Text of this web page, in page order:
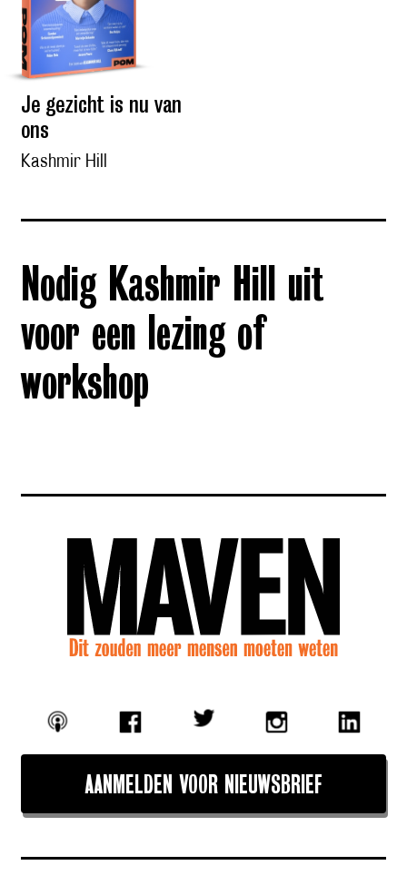
Je gezicht is nu van
ons
Kashmir Hill
Nodig Kashmir Hill uit
voor een lezing of
workshop
AANMELDEN VOOR NIEUWSBRIEF